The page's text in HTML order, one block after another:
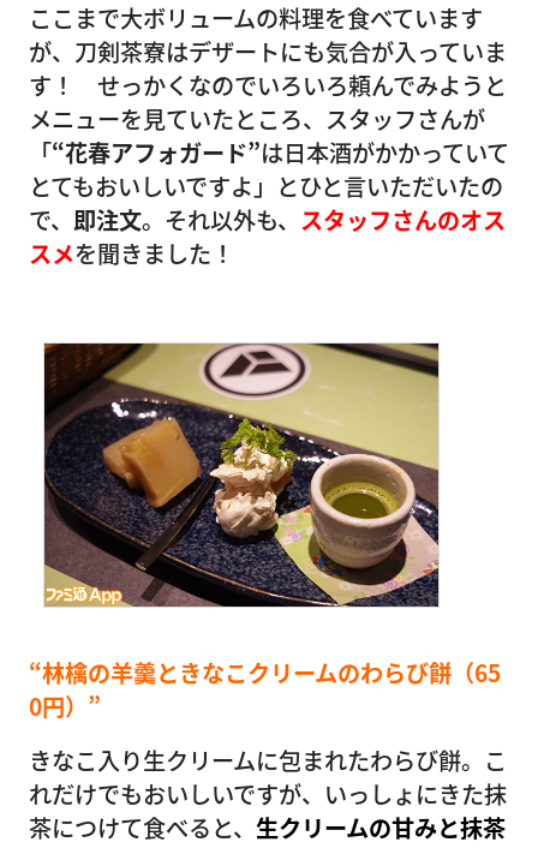
ここまで大ボリュームの料理を食べています
が、刀剣茶寮はデザートにも気合が入っていま
す！ せっかくなのでいろいろ頼んでみようと
メニューを見ていたところ、スタッフさんが
「“花春アフォガード”は日本酒がかかっていて
とてもおいしいですよ」とひと言いただいたの
で、 即注文。それ以外も、 スタッフさんのオス
スメを聞きました！
“林檎の羊羹ときなこクリームのわらび餅（65
0円）”
きなこ入り生クリームに包まれたわらび餅。こ
れだけでもおいしいですが、いっしょにきた抹
茶につけて食べると、 生クリームの甘みと抹茶